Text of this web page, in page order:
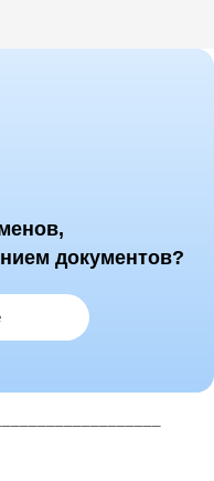
документов?